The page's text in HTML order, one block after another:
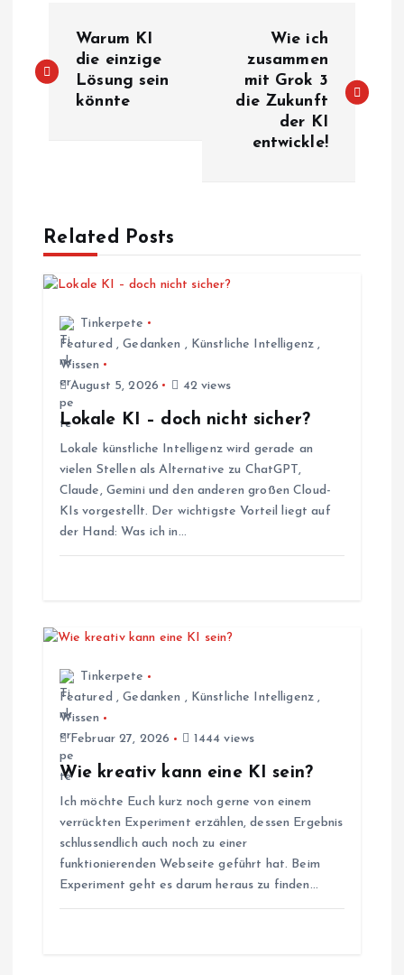
e
a
g
t
Warum KI
die einzige
Lösung sein
könnte
Wie ich
zusammen
mit Grok 3
die Zukunft
der KI
entwickle!
Related Posts
Tinkerpete
Featured ,Gedanken , Künstliche Intelligenz ,
Wissen
August 5, 2026
42 views
Lokale KI – doch nicht sicher?
Lokale künstliche Intelligenz wird gerade an
vielen Stellen als Alternative zu ChatGPT,
Claude, Gemini und den anderen großen Cloud-
KIs vorgestellt. Der wichtigste Vorteil liegt auf
der Hand: Was ich in…
Tinkerpete
Featured ,Gedanken , Künstliche Intelligenz ,
Wissen
Februar 27, 2026
1444 views
Wie kreativ kann eine KI sein?
Ich möchte Euch kurz noch gerne von einem
verrückten Experiment erzählen, dessen Ergebnis
schlussendlich auch noch zu einer
funktionierenden Webseite geführt hat. Beim
Experiment geht es darum heraus zu finden…